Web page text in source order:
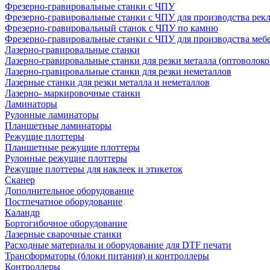
Фрезерно-гравировальные станки с ЧПУ
Фрезерно-гравировальные станки с ЧПУ для производства
Фрезерно-гравировальный станок с ЧПУ по камню
Фрезерно-гравировальные станки с ЧПУ для производства
Лазерно-гравировальные станки
Лазерно-гравировальные станки для резки металла
Лазерно-гравировальные станки для резки неметаллов
Лазерные станки для резки металла и неметаллов
Лазерно- маркировочные станки
Ламинаторы
Рулонные ламинаторы
Планшетные ламинаторы
Режущие плоттеры
Планшетные режущие плоттеры
Рулонные режущие плоттеры
Режущие плоттеры для наклеек и этикеток
Сканер
Дополнительное оборудование
Постпечатное оборудование
Каландр
Бортогибочное оборудование
Лазерные сварочные станки
Расходные материалы и оборудование для DTF печати
Трансформаторы (блоки питания) и контроллеры
Контроллеры